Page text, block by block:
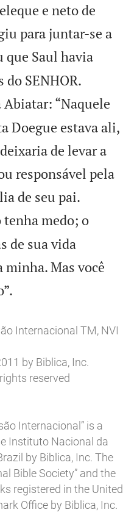
e neto de
para juntar-se a
que Saul havia
do SENHOR.
“Naquele
Doegue estava ali,
de levar a
responsável pela
de seu pai.
medo; o
de sua vida
minha. Mas você
Internacional TM, NVI
by Biblica, Inc.
reserved
Internacional” is a
Instituto Nacional da
by Biblica, Inc. The
Bible Society” and the
registered in the United
Office by Biblica, Inc.